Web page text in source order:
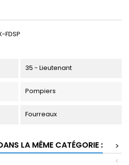
FDSP
35 - Lieutenant
Pompiers
Fourreaux
LA MÊME CATÉGORIE :
>
<